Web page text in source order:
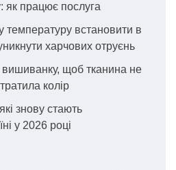
як працює послуга
температуру встановити в
харчових отруєнь
щоб тканина не
колір
знову стають
у 2026 році